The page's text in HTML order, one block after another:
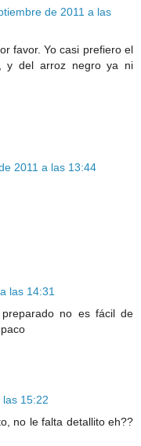
de 2011 a las
favor. Yo casi prefiero el
y del arroz negro ya ni
2011 a las 13:44
las 14:31
no es fácil de
15:22
no le falta detallito eh??